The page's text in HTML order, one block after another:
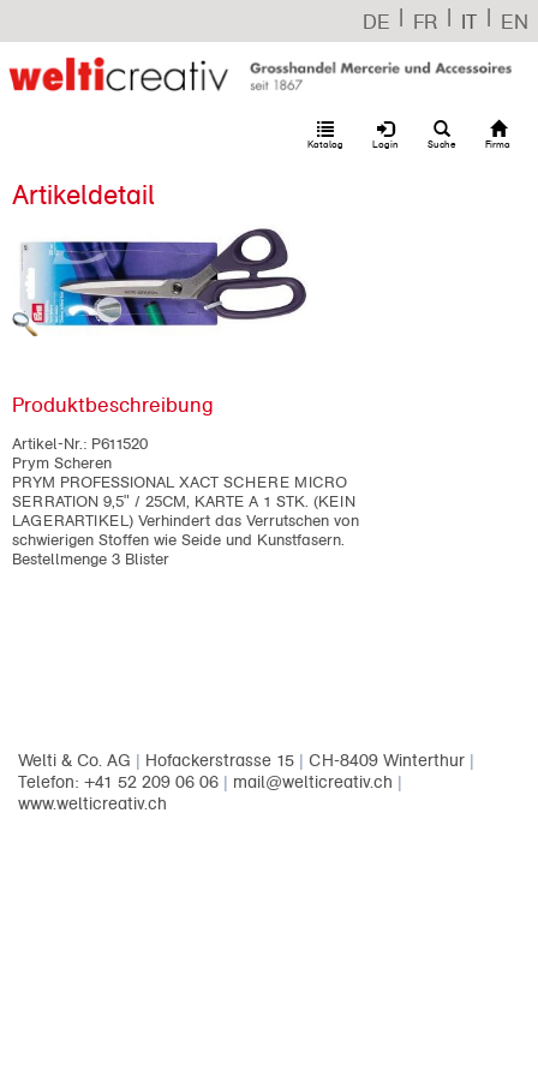
DE | FR | IT | EN
Firma
Suche
Login
Katalog
Artikeldetail
Produktbeschreibung
Artikel-Nr.: P611520
Prym Scheren
PRYM PROFESSIONAL XACT SCHERE MICRO
SERRATION 9,5" / 25CM, KARTE A 1 STK. (KEIN
LAGERARTIKEL) Verhindert das Verrutschen von
schwierigen Stoffen wie Seide und Kunstfasern.
Bestellmenge 3 Blister
Welti & Co. AG | Hofackerstrasse 15 | CH-8409 Winterthur |
Telefon: +41 52 209 06 06 | mail@welticreativ.ch |
www.welticreativ.ch